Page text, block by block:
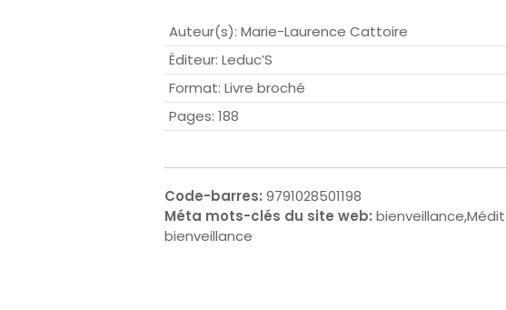
Auteur(s): Marie-Laurence Cattoire
Éditeur: Leduc’S
Format: Livre broché
Pages: 188
Code-barres: 9791028501198
Méta mots-clés du site web:
bienveillance